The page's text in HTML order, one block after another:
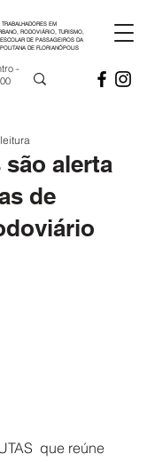
EM
RODOVIÁRIO, TURISMO,
DE PASSAGEIROS DA
DE FLORIANÓPOLIS
-
são alerta
de
que reúne